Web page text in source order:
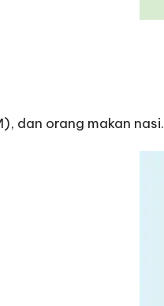
dan orang makan nasi.